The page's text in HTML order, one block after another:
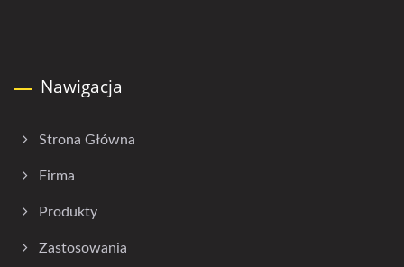
Nawigacja
Strona Główna
Firma
Produkty
Zastosowania